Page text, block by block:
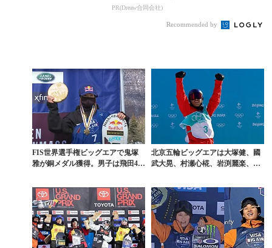
コ使ってます。
PR(Dreaw合同会社)
Recommended by
FIS世界選手権ビッグエアで鬼塚
雅が銅メダル獲得。男子は飛田4
北京五輪ビッグエアは大塚健、國
武大晃、村瀬心椛、岩渕麗楽、鬼